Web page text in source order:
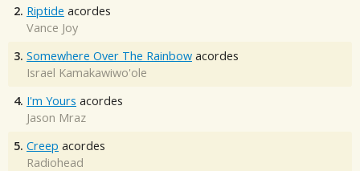
2. Riptide acordes
Vance Joy
3. Somewhere Over The Rainbow acordes
Israel Kamakawiwo'ole
4. I'm Yours acordes
Jason Mraz
5. Creep acordes
Radiohead